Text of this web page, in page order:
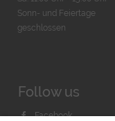
Sonn- und Feiertage
geschlossen
Follow us
Facebook